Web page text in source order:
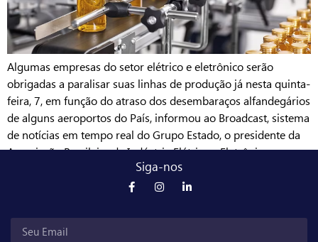
Algumas empresas do setor elétrico e eletrônico serão
obrigadas a paralisar suas linhas de produção já nesta quinta-
feira, 7, em função do atraso dos desembaraços alfandegários
de alguns aeroportos do País, informou ao Broadcast, sistema
de notícias em tempo real do Grupo Estado, o presidente da
Associação Brasileira da Indústria Elétrica e Eletrônica
Siga-nos